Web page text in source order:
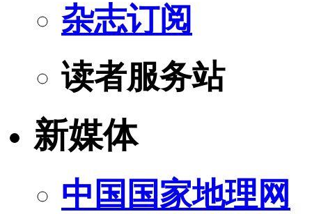
杂志订阅
读者服务站
新媒体
中国国家地理网